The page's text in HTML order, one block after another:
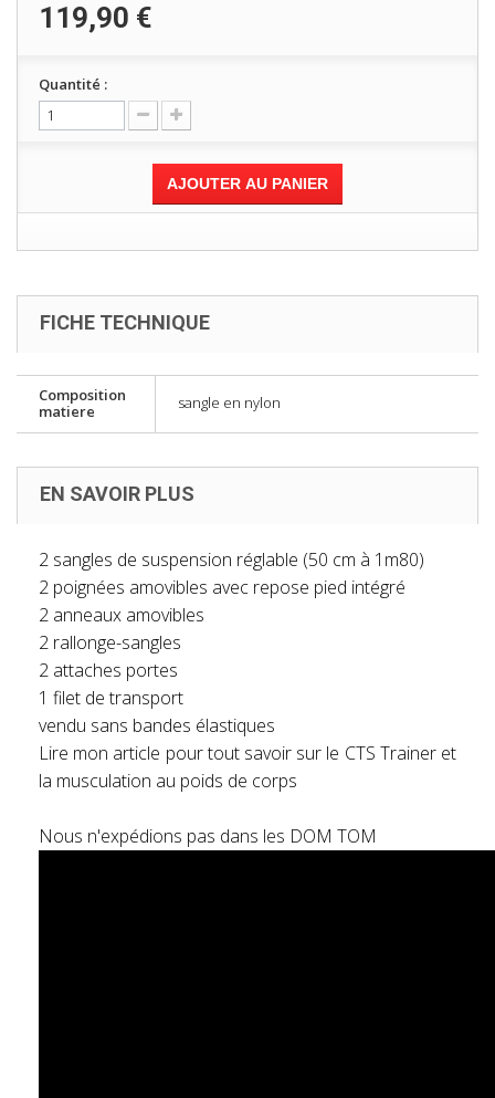
119,90 €
Quantité :
AJOUTER AU PANIER
FICHE TECHNIQUE
Composition
matiere
sangle en nylon
EN SAVOIR PLUS
2 sangles de suspension réglable (50 cm à 1m80)
2 poignées amovibles avec repose pied intégré
2 anneaux amovibles
2 rallonge-sangles
2 attaches portes
1 filet de transport
vendu sans bandes élastiques
Lire mon article pour tout savoir sur le CTS Trainer et
la musculation au poids de corps
Nous n'expédions pas dans les DOM TOM